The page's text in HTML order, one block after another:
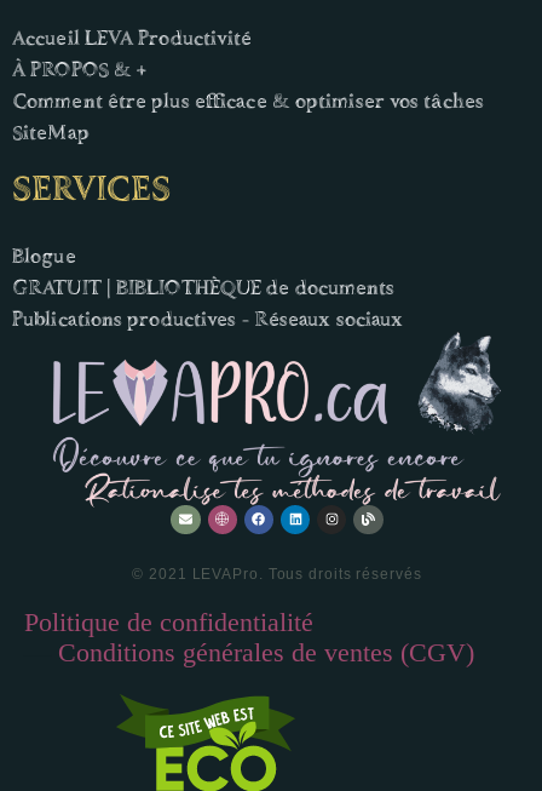
Accueil LEVA Productivité
À PROPOS & +
Comment être plus efficace & optimiser vos tâches
SiteMap
SERVICES
Blogue
GRATUIT | BIBLIOTHÈQUE de documents
Publications productives - Réseaux sociaux
© 2021 LEVAPro. Tous droits réservés
Politique de confidentialité
Conditions générales de ventes (CGV)